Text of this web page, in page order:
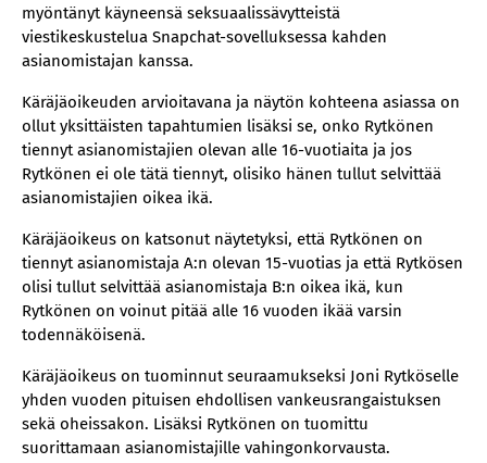
myöntänyt käyneensä seksuaalissävytteistä
viestikeskustelua Snapchat-sovelluksessa kahden
asianomistajan kanssa.
Käräjäoikeuden arvioitavana ja näytön kohteena asiassa on
ollut yksittäisten tapahtumien lisäksi se, onko Rytkönen
tiennyt asianomistajien olevan alle 16-vuotiaita ja jos
Rytkönen ei ole tätä tiennyt, olisiko hänen tullut selvittää
asianomistajien oikea ikä.
Käräjäoikeus on katsonut näytetyksi, että Rytkönen on
tiennyt asianomistaja A:n olevan 15-vuotias ja että Rytkösen
olisi tullut selvittää asianomistaja B:n oikea ikä, kun
Rytkönen on voinut pitää alle 16 vuoden ikää varsin
todennäköisenä.
Käräjäoikeus on tuominnut seuraamukseksi Joni Rytköselle
yhden vuoden pituisen ehdollisen vankeusrangaistuksen
sekä oheissakon. Lisäksi Rytkönen on tuomittu
suorittamaan asianomistajille vahingonkorvausta.